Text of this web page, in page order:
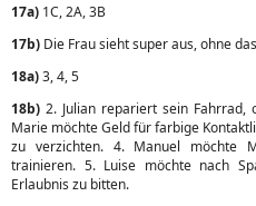
17a) 1C, 2A, 3B
17b) Die Frau sieht super aus, ohne
18a)3, 4, 5
18b) 2. Julian repariert sein
Marie möchte Geld für farbige
zu verzichten. 4. Manuel möchte
trainieren. 5. Luise möchte nach
Erlaubnis zu bitten.